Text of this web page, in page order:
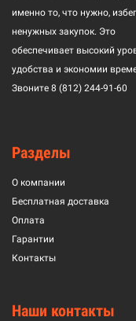
именно то, что нужно,
ненужных закупок. Это
обеспечивает высокий
удобства и экономии
Звоните 8 (812) 244-91-60
Разделы
О компании
Бесплатная доставка
Оплата
Гарантии
Контакты
Наши контакты